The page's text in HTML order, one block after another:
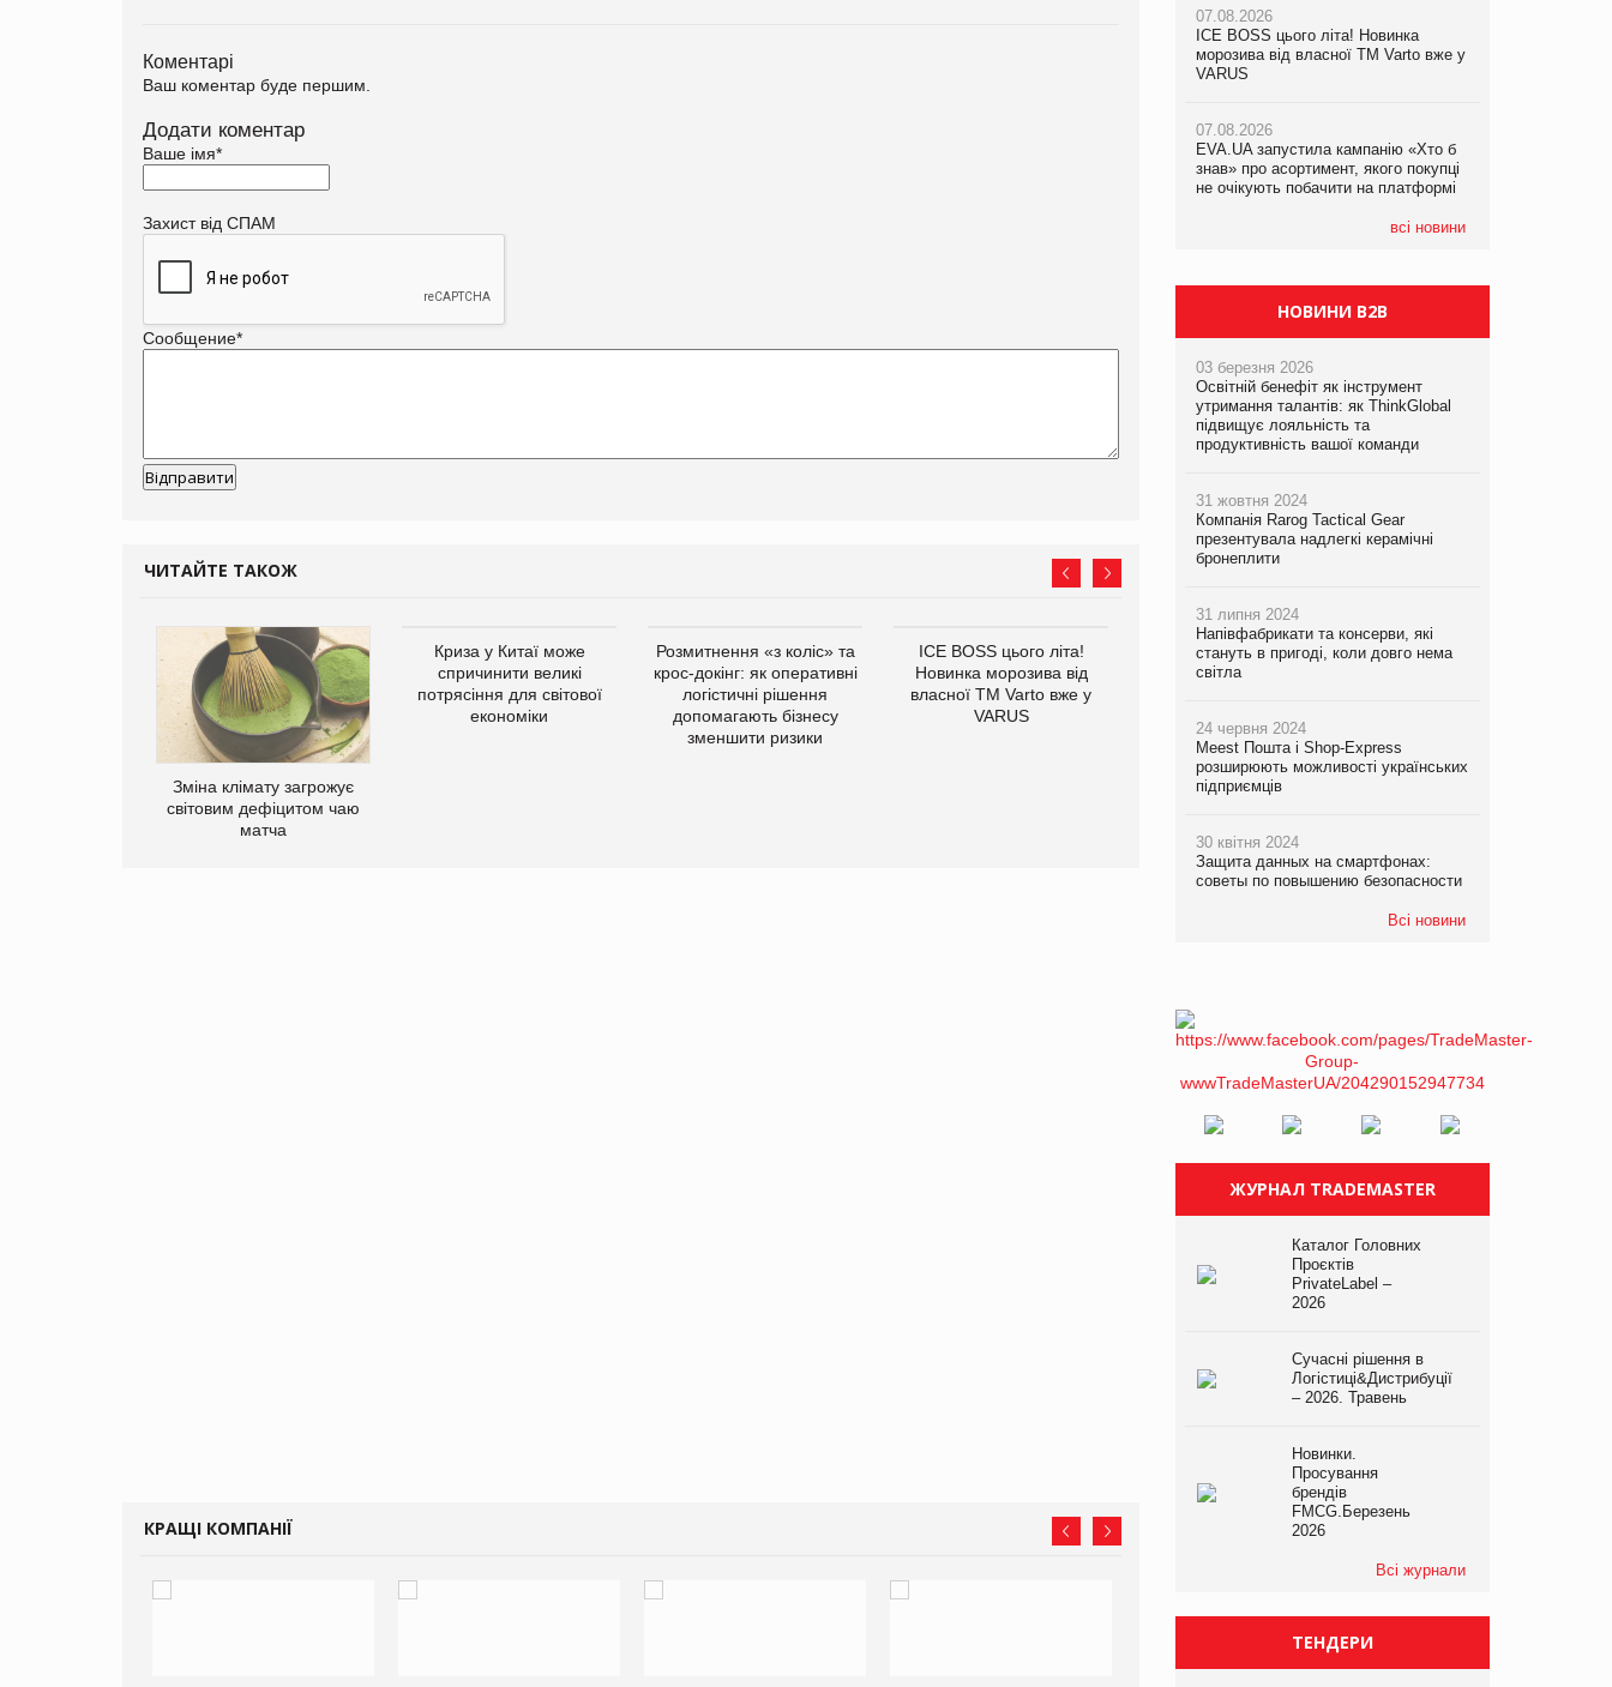
Коментарі
Ваш коментар буде першим.
Додати коментар
Ваше імя*
Захист від СПАМ
Сообщение*
ЧИТАЙТЕ ТАКОЖ
Зміна клімату загрожує
світовим дефіцитом чаю
матча
Криза у Китаї може
спричинити великі
потрясіння для світової
економіки
Розмитнення «з коліс» та
крос-докінг: як оперативні
логістичні рішення
допомагають бізнесу
зменшити ризики
ICE BOSS цього літа!
Новинка морозива від
власної ТМ Varto вже у
VARUS
EVA.UA запустила
кампанію «Хто б знав» про
платформі
Kraft Heinz скоротила
КРАЩІ КОМПАНІЇ
07.08.2026
ICE BOSS цього літа! Новинка
морозива від власної ТМ Varto вже у
VARUS
07.08.2026
EVA.UA запустила кампанію «Хто б
знав» про асортимент, якого покупці
не очікують побачити на платформі
всі новини
07.08.2026
ICE BOSS цього літа! Новинка
морозива від власної ТМ Varto вже у
VARUS
07.08.2026
EVA.UA запустила кампанію «Хто б
знав» про асортимент, якого покупці
не очікують побачити на платформі
07.08.2026
Франція заборонила рекламні дзвінки
НОВИНИ B2B
03 березня 2026
Освітній бенефіт як інструмент
утримання талантів: як ThinkGlobal
підвищує лояльність та
продуктивність вашої команди
31 жовтня 2024
Компанія Rarog Tactical Gear
презентувала надлегкі керамічні
бронеплити
31 липня 2024
Напівфабрикати та консерви, які
стануть в пригоді, коли довго нема
світла
24 червня 2024
Meest Пошта і Shop-Express
розширюють можливості українських
підприємців
30 квітня 2024
Защита данных на смартфонах:
советы по повышению безопасности
Всі новини
ЖУРНАЛ TRADEMASTER
Каталог Головних
Проєктів
PrivateLabel –
2026
Сучасні рішення в
Логістиці&Дистрибуції
– 2026. Травень
Новинки.
Просування
брендів
FMCG.Березень
2026
Всі журнали
ТЕНДЕРИ